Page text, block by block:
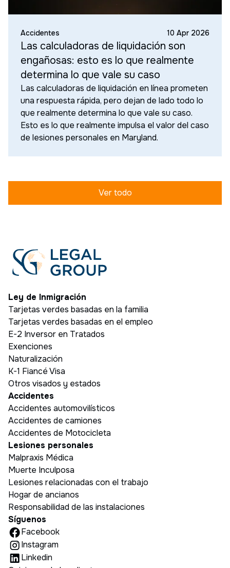
Accidentes 10 Apr 2026
Las calculadoras de liquidación son
engañosas: esto es lo que realmente
determina lo que vale su caso
Las calculadoras de liquidación en línea prometen
una respuesta rápida, pero dejan de lado todo lo
que realmente determina lo que vale su caso.
Esto es lo que realmente impulsa el valor del caso
de lesiones personales en Maryland.
Ver todo
Ley de Inmigración
Tarjetas verdes basadas en la familia
Tarjetas verdes basadas en el empleo
E-2 Inversor en Tratados
Exenciones
Naturalización
K-1 Fiancé Visa
Otros visados y estados
Accidentes
Accidentes automovilísticos
Accidentes de camiones
Accidentes de Motocicleta
Lesiones personales
Malpraxis Médica
Muerte Inculposa
Lesiones relacionadas con el trabajo
Hogar de ancianos
Responsabilidad de las instalaciones
Síguenos
Facebook
Instagram
Linkedin